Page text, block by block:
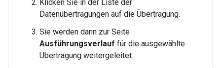
Klicken Sie in der Liste der
Datenübertragungen auf die Übertragung.
Sie werden dann zur Seite
Ausführungsverlauf für die ausgewählte
Übertragung weitergeleitet.